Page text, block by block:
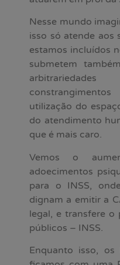
Nesse mundo
isso só atende aos
estamos incluídos
submetem
utilização do
do atendimento
que é mais caro.
Vemos o
adoecimentos
para o INSS,
dignam a emitir a
legal, e transfere o
públicos – INSS.
Enquanto isso,